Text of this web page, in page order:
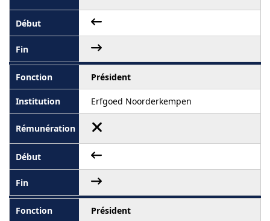
Président
Erfgoed Noorderkempen
Président